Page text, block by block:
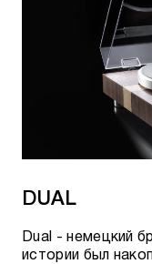
DUAL
Dual - немецкий
истории был